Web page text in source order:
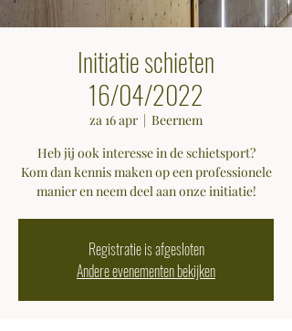
Initiatie schieten
16/04/2022
za 16 apr
  |
Beernem
Heb jij ook interesse in de schietsport?
Kom dan kennis maken op een professionele
manier en neem deel aan onze initiatie!
Registratie is afgesloten
Andere evenementen bekijken